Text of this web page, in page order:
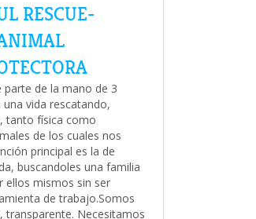
RESCUE-
de la mano de 3
vida rescatando,
tanto física como
de los cuales nos
principal es la de
buscandoles una familia
ellos mismos sin ser
de trabajo.Somos
transparente. Necesitamos